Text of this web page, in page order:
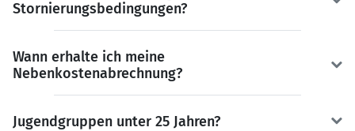
Stornierungsbedingungen?
Wann erhalte ich meine
Nebenkostenabrechnung?
Jugendgruppen unter 25 Jahren?